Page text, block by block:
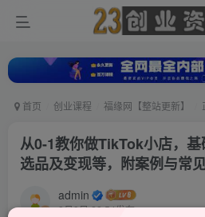
首页 创业课程 福缘网【整站更新】
从0-1教你做TikTok小店，基
选品及变现等，附案例与常
admin
8月9日 22:54发布